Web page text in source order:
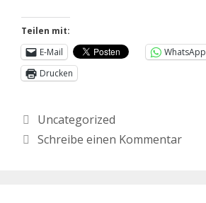
Teilen mit:
E-Mail
WhatsApp
Drucken
Uncategorized
Schreibe einen Kommentar